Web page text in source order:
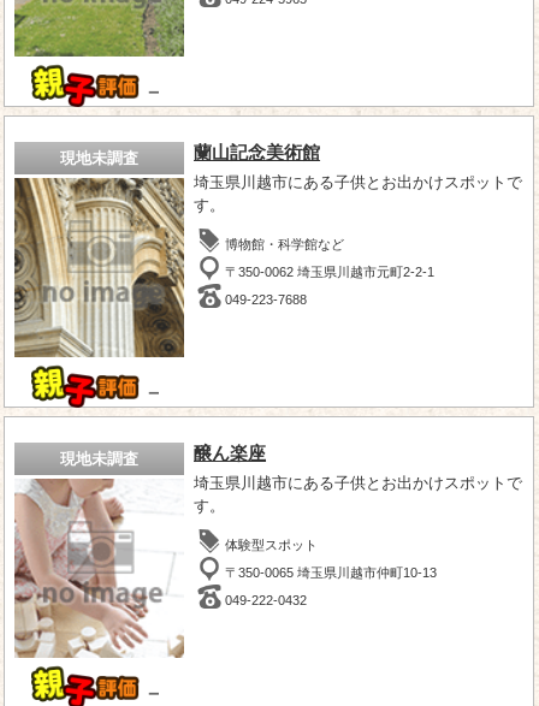
－
現地未調査
－
蘭山記念美術館
埼玉県川越市にある子供とお出かけスポットで
す。
博物館・科学館など
〒350-0062 埼玉県川越市元町2-2-1
049-223-7688
現地未調査
－
醸ん楽座
埼玉県川越市にある子供とお出かけスポットで
す。
体験型スポット
〒350-0065 埼玉県川越市仲町10-13
049-222-0432